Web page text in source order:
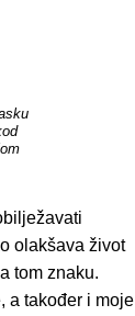
olakšava život
tom znaku.
a također i moje